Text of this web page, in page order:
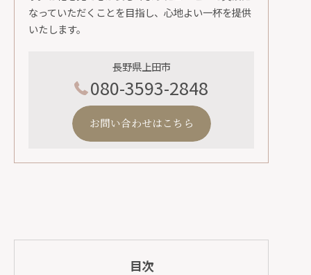
なっていただくことを目指し、心地よい一杯を提供
いたします。
長野県上田市
080-3593-2848
お問い合わせはこちら
目次